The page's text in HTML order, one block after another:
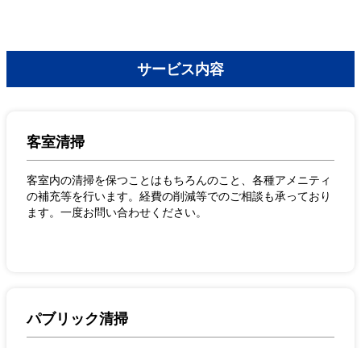
サービス内容
客室清掃
客室内の清掃を保つことはもちろんのこと、各種アメニティ
の補充等を行います。経費の削減等でのご相談も承っており
ます。一度お問い合わせください。
パブリック清掃